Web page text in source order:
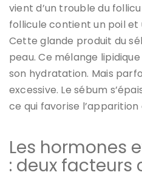
vient d’un trouble du
follicule contient un poil et
Cette glande produit du
peau. Ce mélange
son hydratation. Mais
excessive. Le sébum
ce qui favorise l’apparition
Les hormones
: deux facteurs